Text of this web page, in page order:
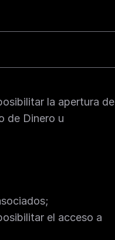
la apertura de
de Dinero u
el acceso a